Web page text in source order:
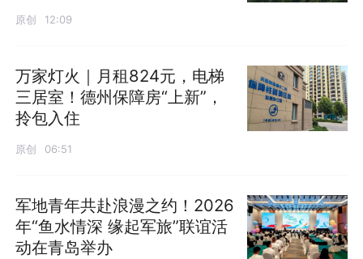
原创 12:09
万家灯火｜月租824元，电梯
三居室！德州保障房“上新”，
拎包入住
原创 06:51
军地青年共赴浪漫之约！2026
年“鱼水情深 缘起军旅”联谊活
动在青岛举办